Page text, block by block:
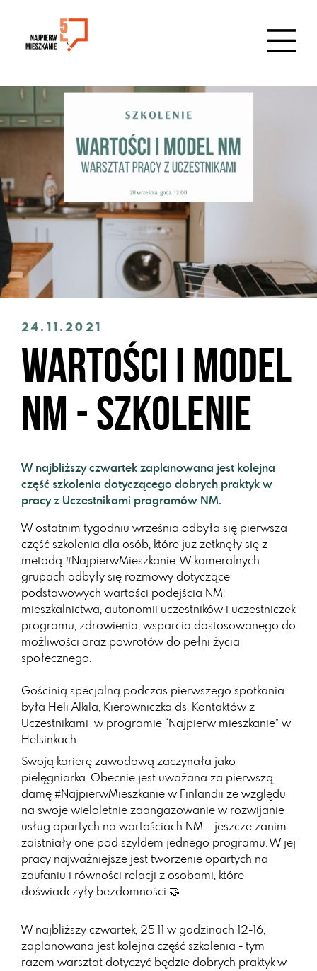
24.11.2021
wartości i model
NM - szkolenie
W najbliższy czwartek zaplanowana jest kolejna
część szkolenia dotyczącego dobrych praktyk w
pracy z Uczestnikami programów NM.
W ostatnim tygodniu września odbyła się pierwsza
część szkolenia dla osób, które już zetknęły się z
metodą #NajpierwMieszkanie. W kameralnych
grupach odbyły się rozmowy dotyczące
podstawowych wartości podejścia NM:
mieszkalnictwa, autonomii uczestników i uczestniczek
programu, zdrowienia, wsparcia dostosowanego do
możliwości oraz powrotów do pełni życia
społecznego.
Gościnią specjalną podczas pierwszego spotkania
była Heli Alkila, Kierowniczka ds. Kontaktów z
Uczestnikami w programie “Najpierw mieszkanie” w
Helsinkach.
Swoją karierę zawodową zaczynała jako
pielęgniarka. Obecnie jest uważana za pierwszą
damę #NajpierwMieszkanie w Finlandii ze względu
na swoje wieloletnie zaangażowanie w rozwijanie
usług opartych na wartościach NM – jeszcze zanim
zaistniały one pod szyldem jednego programu. W jej
pracy najważniejsze jest tworzenie opartych na
zaufaniu i równości relacji z osobami, które
doświadczyły bezdomności 🤝
W najbliższy czwartek, 25.11 w godzinach 12-16,
zaplanowana jest kolejna część szkolenia - tym
razem warsztat dotyczyć będzie dobrych praktyk w